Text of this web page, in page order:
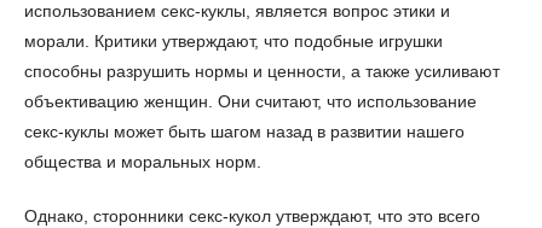
использованием секс-куклы, является вопрос этики и
морали. Критики утверждают, что подобные игрушки
способны разрушить нормы и ценности, а также усиливают
объективацию женщин. Они считают, что использование
секс-куклы может быть шагом назад в развитии нашего
общества и моральных норм.
Однако, сторонники секс-кукол утверждают, что это всего